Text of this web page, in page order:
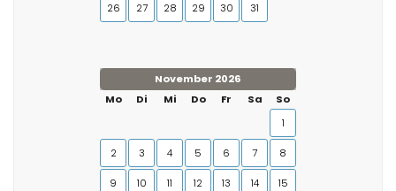
26 27 28 29 30 31
November 2026
Mo
Di Mi Do Fr Sa
So
1
2 3 4 5 6 7 8
9 10 11 12 13 14 15